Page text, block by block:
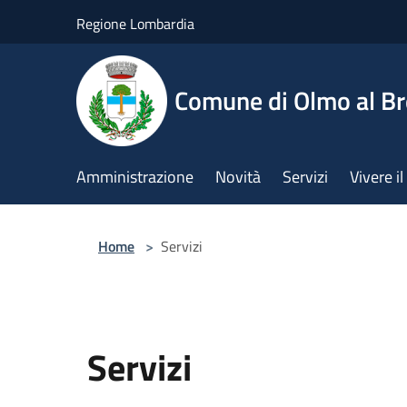
Regione Lombardia
Comune di Olmo al
Amministrazione Novità Servizi Vivere
Home > Servizi
Servizi